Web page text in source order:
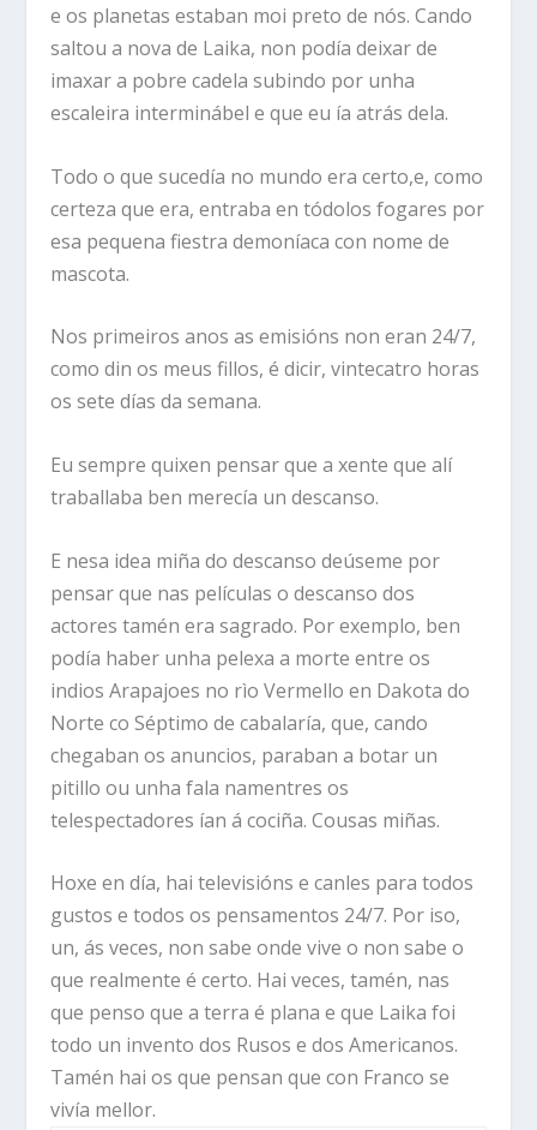
e os planetas estaban moi preto de nós. Cando
saltou a nova de Laika, non podía deixar de
imaxar a pobre cadela subindo por unha
escaleira interminábel e que eu ía atrás dela.
Todo o que sucedía no mundo era certo,e, como
certeza que era, entraba en tódolos fogares por
esa pequena fiestra demoníaca con nome de
mascota.
Nos primeiros anos as emisións non eran 24/7,
como din os meus fillos, é dicir, vintecatro horas
os sete días da semana.
Eu sempre quixen pensar que a xente que alí
traballaba ben merecía un descanso.
E nesa idea miña do descanso deúseme por
pensar que nas películas o descanso dos
actores tamén era sagrado. Por exemplo, ben
podía haber unha pelexa a morte entre os
indios Arapajoes no rìo Vermello en Dakota do
Norte co Séptimo de cabalaría, que, cando
chegaban os anuncios, paraban a botar un
pitillo ou unha fala namentres os
telespectadores ían á cociña. Cousas miñas.
Hoxe en día, hai televisións e canles para todos
gustos e todos os pensamentos 24/7. Por iso,
un, ás veces, non sabe onde vive o non sabe o
que realmente é certo. Hai veces, tamén, nas
que penso que a terra é plana e que Laika foi
todo un invento dos Rusos e dos Americanos.
Tamén hai os que pensan que con Franco se
vivía mellor.